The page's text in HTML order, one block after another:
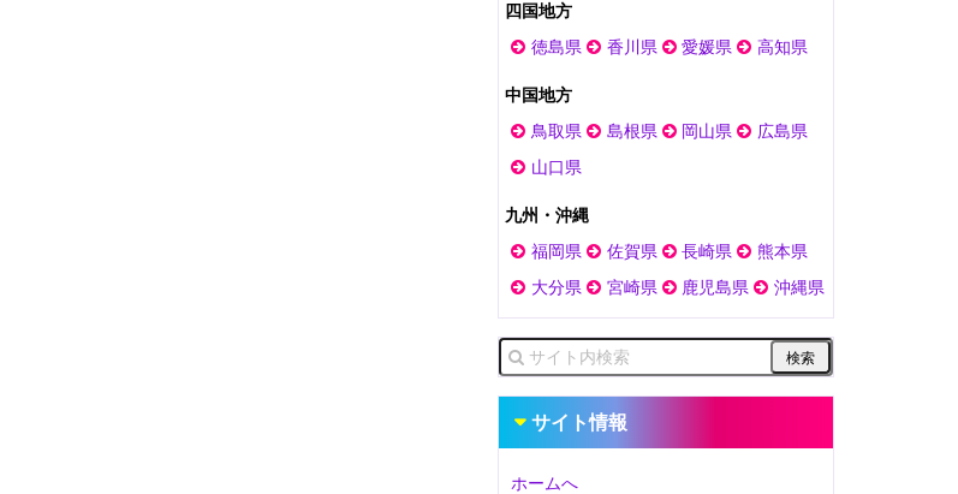
四国地方
徳島県
香川県 愛媛県 高知県
中国地方
鳥取県
島根県 岡山県
広島県
山口県
九州・沖縄
福岡県
佐賀県 長崎県
熊本県
大分県
宮崎県 鹿児島県 沖縄県
サイト情報
ホームへ